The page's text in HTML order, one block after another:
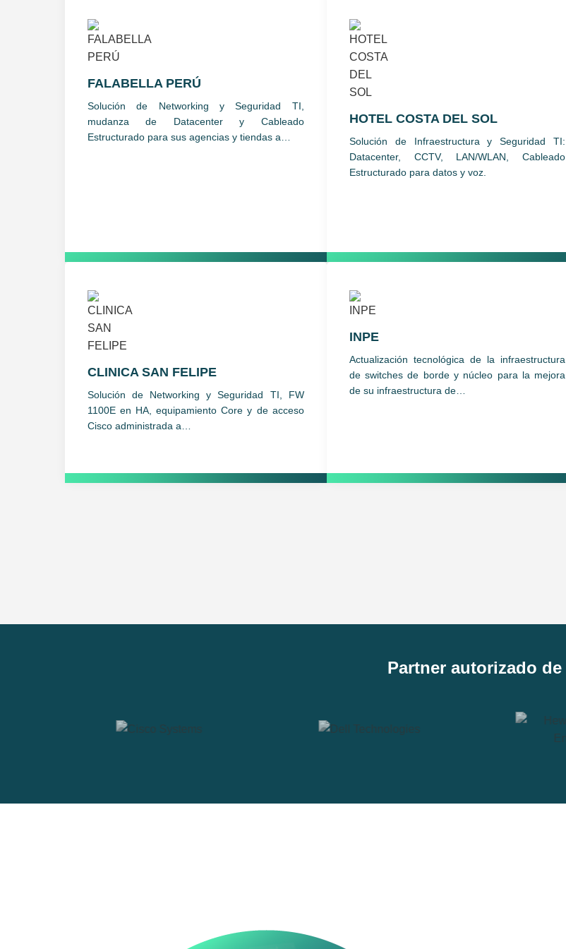
FALABELLA PERÚ
Solución de Networking y Seguridad TI,
mudanza de Datacenter y Cableado
Estructurado para sus agencias y tiendas a…
HOTEL COSTA DEL SOL
Solución de Infraestructura y Seguridad TI:
Datacenter, CCTV, LAN/WLAN, Cableado
Estructurado para datos y voz.
CLINICA SAN FELIPE
Solución de Networking y Seguridad TI, FW
1100E en HA, equipamiento Core y de acceso
Cisco administrada a…
INPE
Actualización tecnológica de la infraestructura
de switches de borde y núcleo para la mejora
de su infraestructura de…
Partner autorizado de